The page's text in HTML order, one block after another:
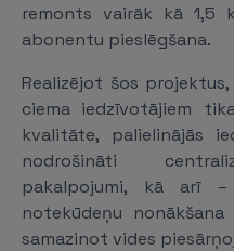
remonts vairāk kā 1,5
abonentu pieslēgšana.
Realizējot šos
ciema iedzīvotājiem
kvalitāte, palielinājās
nodrošināti
pakalpojumi, kā arī
notekūdeņu
samazinot vides